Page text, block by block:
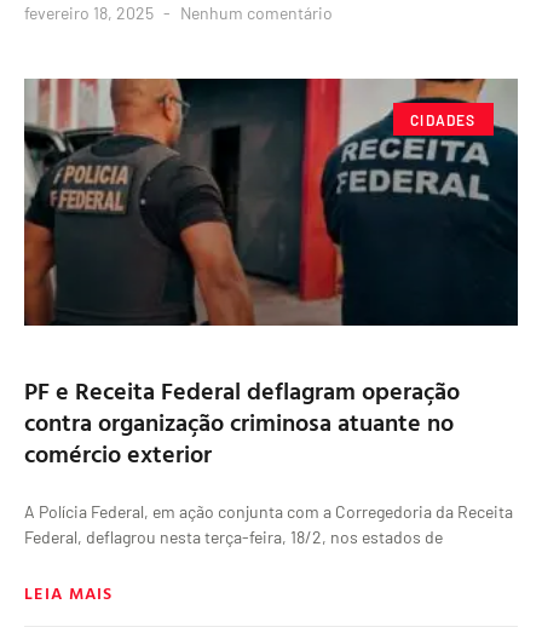
fevereiro 18, 2025 Nenhum comentário
CIDADES
PF e Receita Federal deflagram operação
contra organização criminosa atuante no
comércio exterior
A Polícia Federal, em ação conjunta com a Corregedoria da Receita
Federal, deflagrou nesta terça-feira, 18/2, nos estados de
LEIA MAIS